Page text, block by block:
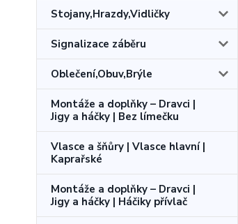
Stojany,Hrazdy,Vidličky
Signalizace záběru
Oblečení,Obuv,Brýle
Montáže a doplňky – Dravci |
Jigy a háčky | Bez límečku
Vlasce a šňůry | Vlasce hlavní |
Kaprařské
Montáže a doplňky – Dravci |
Jigy a háčky | Háčiky přívlač